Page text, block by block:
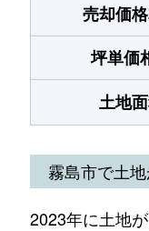
売却価
坪単価
土地
霧島市で土
2023年に土地